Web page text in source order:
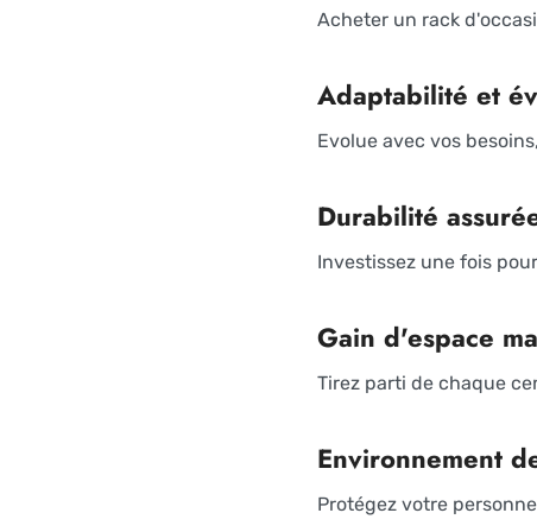
Acheter un rack
Adaptabilité et
Evolue avec vos
Durabilité
Investissez une fois
Gain d'espace
Tirez parti de chaque
Environnement
Protégez votre